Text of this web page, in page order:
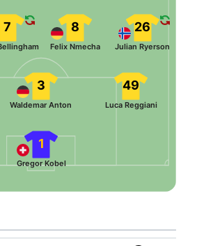
1
Gregor Kobel
3
Waldemar Anton
49
Luca Reggiani
7 8
Felix Nmecha
26
Julian Ryerson